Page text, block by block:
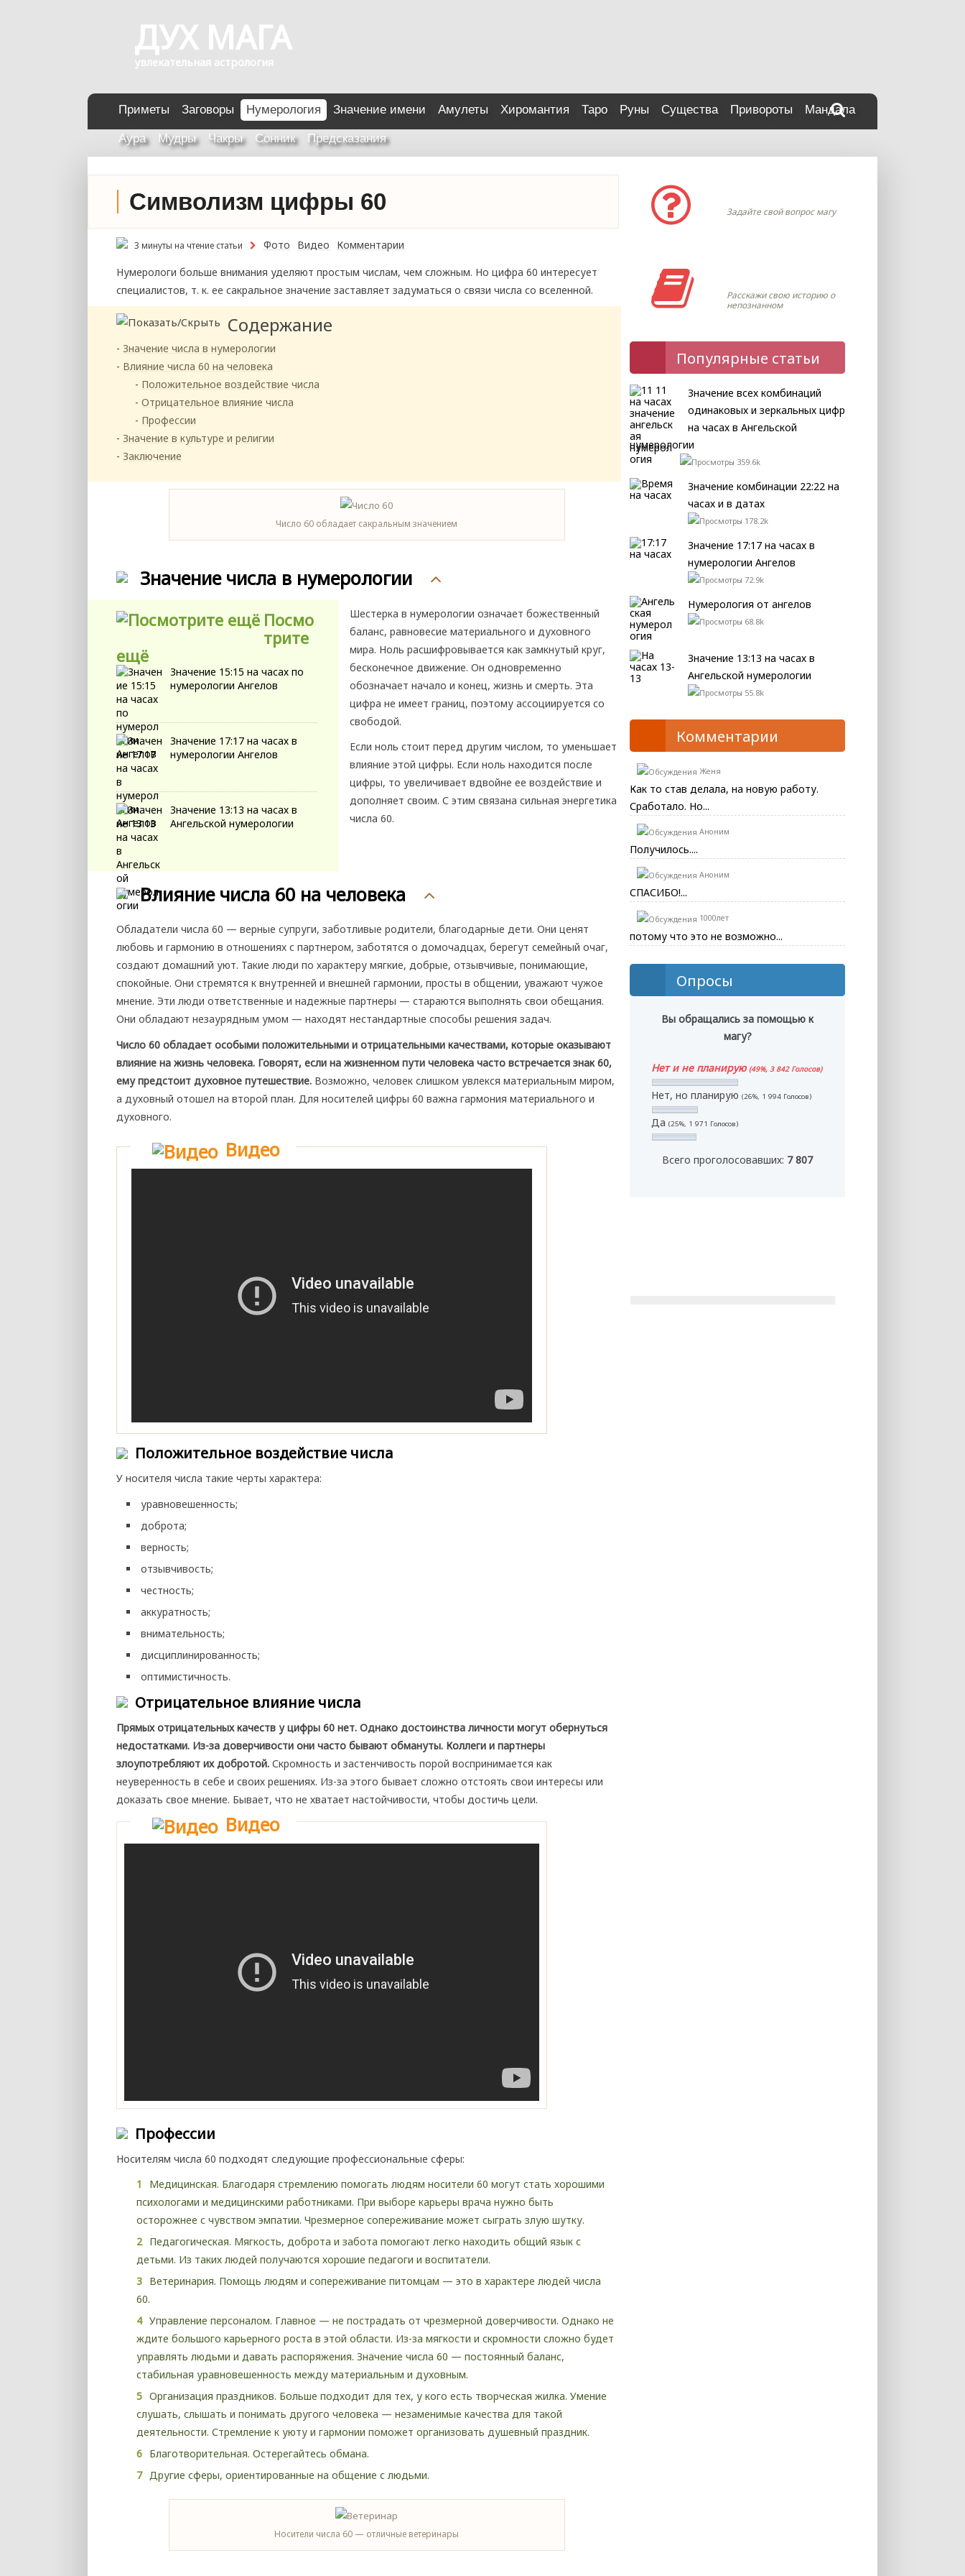
ДУХ МАГА
увлекательная астрология
Приметы Заговоры Нумерология Значение имени Амулеты Хиромантия Таро Руны Существа Привороты Мандала
Аура Мудры Чакры Сонник Предсказания
Символизм цифры 60
3 минуты на чтение статьи Фото Видео
Комментарии
Нумерологи больше внимания уделяют простым числам, чем сложным. Но цифра 60 интересует
специалистов, т. к. ее сакральное значение заставляет задуматься о связи числа со вселенной.
Содержание
Значение числа в нумерологии
Влияние числа 60 на человека
Положительное воздействие числа
Отрицательное влияние числа
Профессии
Значение в культуре и религии
Заключение
Число 60 обладает сакральным значением
Значение числа в нумерологии
Посмо
трите
ещё
Значение 15:15 на часах по
нумерологии Ангелов
Значение 17:17 на часах в
нумерологии Ангелов
Значение 13:13 на часах в
Ангельской нумерологии
Шестерка в нумерологии означает божественный
баланс, равновесие материального и духовного
мира. Ноль расшифровывается как замкнутый круг,
бесконечное движение. Он одновременно
обозначает начало и конец, жизнь и смерть. Эта
цифра не имеет границ, поэтому ассоциируется со
свободой.
Если ноль стоит перед другим числом, то уменьшает
влияние этой цифры. Если ноль находится после
цифры, то увеличивает вдвойне ее воздействие и
дополняет своим. С этим связана сильная энергетика
числа 60.
Влияние числа 60 на человека
Обладатели числа 60 — верные супруги, заботливые родители, благодарные дети. Они ценят
любовь и гармонию в отношениях с партнером, заботятся о домочадцах, берегут семейный очаг,
создают домашний уют. Такие люди по характеру мягкие, добрые, отзывчивые, понимающие,
спокойные. Они стремятся к внутренней и внешней гармонии, просты в общении, уважают чужое
мнение. Эти люди ответственные и надежные партнеры — стараются выполнять свои обещания.
Они обладают незаурядным умом — находят нестандартные способы решения задач.
Число 60 обладает особыми положительными и отрицательными качествами, которые оказывают
влияние на жизнь человека. Говорят, если на жизненном пути человека часто встречается знак 60,
ему предстоит духовное путешествие. Возможно, человек слишком увлекся материальным миром,
а духовный отошел на второй план. Для носителей цифры 60 важна гармония материального и
духовного.
Видео
Положительное воздействие числа
У носителя числа такие черты характера:
уравновешенность;
доброта;
верность;
отзывчивость;
честность;
аккуратность;
внимательность;
дисциплинированность;
оптимистичность.
Отрицательное влияние числа
Прямых отрицательных качеств у цифры 60 нет. Однако достоинства личности могут обернуться
недостатками. Из-за доверчивости они часто бывают обмануты. Коллеги и партнеры
злоупотребляют их добротой. Скромность и застенчивость порой воспринимается как
неуверенность в себе и своих решениях. Из-за этого бывает сложно отстоять свои интересы или
доказать свое мнение. Бывает, что не хватает настойчивости, чтобы достичь цели.
Видео
Профессии
Носителям числа 60 подходят следующие профессиональные сферы:
Медицинская. Благодаря стремлению помогать людям носители 60 могут стать хорошими
психологами и медицинскими работниками. При выборе карьеры врача нужно быть
осторожнее с чувством эмпатии. Чрезмерное сопереживание может сыграть злую шутку.
Педагогическая. Мягкость, доброта и забота помогают легко находить общий язык с
детьми. Из таких людей получаются хорошие педагоги и воспитатели.
Ветеринария. Помощь людям и сопереживание питомцам — это в характере людей числа
60.
Управление персоналом. Главное — не пострадать от чрезмерной доверчивости. Однако не
ждите большого карьерного роста в этой области. Из-за мягкости и скромности сложно будет
управлять людьми и давать распоряжения. Значение числа 60 — постоянный баланс,
стабильная уравновешенность между материальным и духовным.
Организация праздников. Больше подходит для тех, у кого есть творческая жилка. Умение
слушать, слышать и понимать другого человека — незаменимые качества для такой
деятельности. Стремление к уюту и гармонии поможет организовать душевный праздник.
Благотворительная. Остерегайтесь обмана.
Другие сферы, ориентированные на общение с людьми.
Носители числа 60 — отличные ветеринары
Задайте свой вопрос магу
Расскажи свою историю о
непознанном
Популярные статьи
Значение всех комбинаций
одинаковых и зеркальных цифр
на часах в Ангельской
нумерологии
359.6k
Значение комбинации 22:22 на
часах и в датах
178.2k
Значение 17:17 на часах в
нумерологии Ангелов
72.9k
Нумерология от ангелов
68.8k
Значение 13:13 на часах в
Ангельской нумерологии
55.8k
Комментарии
Женя
Как то став делала, на новую работу.
Сработало. Но...
Аноним
Получилось....
Аноним
СПАСИБО!...
1000лет
потому что это не возможно...
Опросы
Вы обращались за помощью к
магу?
Нет и не планирую(49%, 3 842 Голосов)
Нет, но планирую (26%, 1 994 Голосов)
Да (25%, 1 971 Голосов)
Всего проголосовавших: 7 807